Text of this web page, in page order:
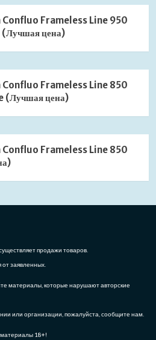
Confluo Frameless Line 950
цена)
Confluo Frameless Line 850
(Лучшая цена)
Confluo Frameless Line 850
продажи товаров.
заявленных.
материалы, которые нарушают авторские
или организации, пожалуйста, сообщите нам.
материалы 18+!